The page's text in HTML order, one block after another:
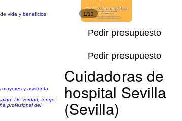
vida y beneficios
1/13
Pedir presupuesto
y asistenta
De verdad, tengo
profesional del
Pedir presupuesto
Cuidadoras de
hospital Sevilla
(Sevilla)